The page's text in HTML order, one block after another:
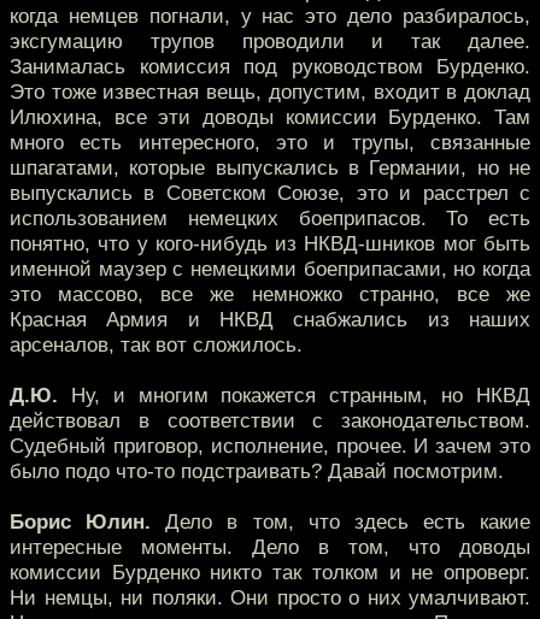
когда немцев погнали, у нас это дело разбиралось,
эксгумацию трупов проводили и так далее.
Занималась комиссия под руководством Бурденко.
Это тоже известная вещь, допустим, входит в доклад
Илюхина, все эти доводы комиссии Бурденко. Там
много есть интересного, это и трупы, связанные
шпагатами, которые выпускались в Германии, но не
выпускались в Советском Союзе, это и расстрел с
использованием немецких боеприпасов. То есть
понятно, что у кого-нибудь из НКВД-шников мог быть
именной маузер с немецкими боеприпасами, но когда
это массово, все же немножко странно, все же
Красная Армия и НКВД снабжались из наших
арсеналов, так вот сложилось.
Д.Ю. Ну, и многим покажется странным, но НКВД
действовал в соответствии с законодательством.
Судебный приговор, исполнение, прочее. И зачем это
было подо что-то подстраивать? Давай посмотрим.
Борис Юлин. Дело в том, что здесь есть какие
интересные моменты. Дело в том, что доводы
комиссии Бурденко никто так толком и не опроверг.
Ни немцы, ни поляки. Они просто о них умалчивают.